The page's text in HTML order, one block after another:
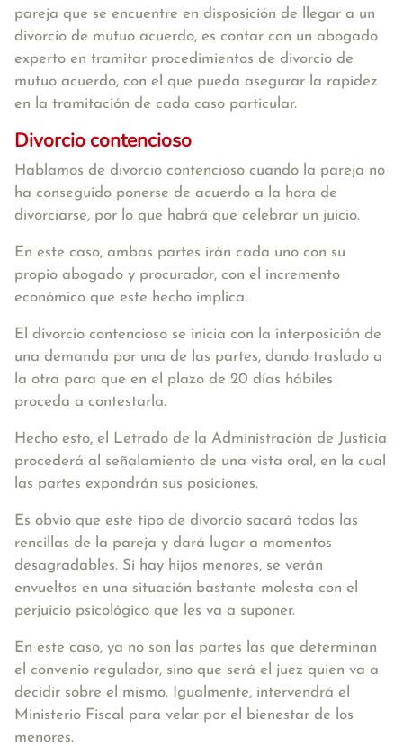
pareja que se encuentre en disposición de llegar a un
divorcio de mutuo acuerdo, es contar con un abogado
experto en tramitar procedimientos de divorcio de
mutuo acuerdo, con el que pueda asegurar la rapidez
en la tramitación de cada caso particular.
Divorcio contencioso
Hablamos de divorcio contencioso cuando la pareja no
ha conseguido ponerse de acuerdo a la hora de
divorciarse, por lo que habrá que celebrar un juicio.
En este caso, ambas partes irán cada uno con su
propio abogado y procurador, con el incremento
económico que este hecho implica.
El divorcio contencioso se inicia con la interposición de
una demanda por una de las partes, dando traslado a
la otra para que en el plazo de 20 días hábiles
proceda a contestarla.
Hecho esto, el Letrado de la Administración de Justicia
procederá al señalamiento de una vista oral, en la cual
las partes expondrán sus posiciones.
Es obvio que este tipo de divorcio sacará todas las
rencillas de la pareja y dará lugar a momentos
desagradables. Si hay hijos menores, se verán
envueltos en una situación bastante molesta con el
perjuicio psicológico que les va a suponer.
En este caso, ya no son las partes las que determinan
el convenio regulador, sino que será el juez quien va a
decidir sobre el mismo. Igualmente, intervendrá el
Ministerio Fiscal para velar por el bienestar de los
menores.